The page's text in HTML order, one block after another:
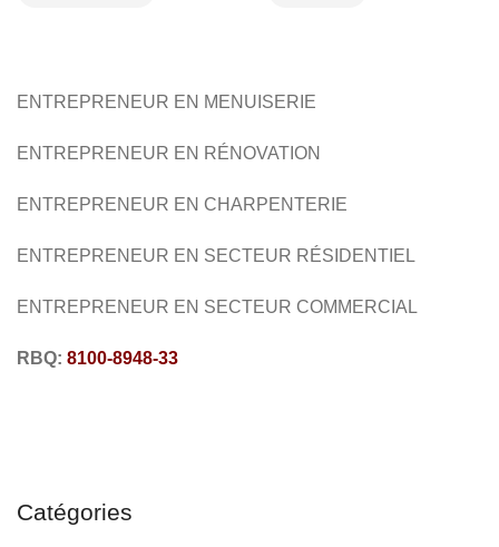
CHARPENTERIE MENUISERIE
ENTREPRENEUR EN MENUISERIE
ENTREPRENEUR EN RÉNOVATION
ENTREPRENEUR EN CHARPENTERIE
ENTREPRENEUR EN SECTEUR RÉSIDENTIEL
ENTREPRENEUR EN SECTEUR COMMERCIAL
RBQ: 8100-8948-33
Catégories